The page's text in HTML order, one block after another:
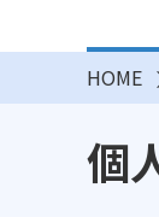
HOME
個